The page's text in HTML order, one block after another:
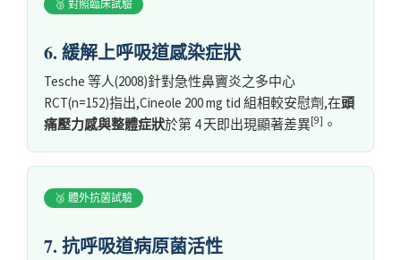
🥉 對照臨床試驗
6. 緩解上呼吸道感染症狀
Tesche 等人(2008)針對急性鼻竇炎之多中心
RCT(n=152)指出,Cineole 200 mg tid 組相較安慰劑,在頭
痛壓力感與整體症狀於第 4 天即出現顯著差異[9] 。
🥉 體外抗菌試驗
7. 抗呼吸道病原菌活性